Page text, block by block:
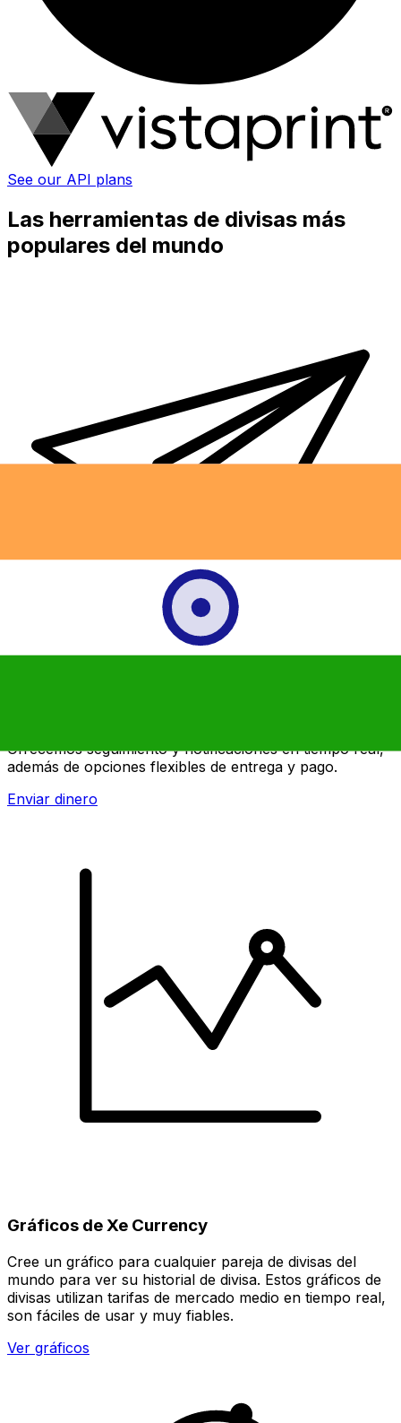
See our API plans
Las herramientas de divisas más
populares del mundo
Ofrecemos seguimiento y notificaciones en tiempo real,
además de opciones flexibles de entrega y pago.
Enviar dinero
Gráficos de Xe Currency
Cree un gráfico para cualquier pareja de divisas del
mundo para ver su historial de divisa. Estos gráficos de
divisas utilizan tarifas de mercado medio en tiempo real,
son fáciles de usar y muy fiables.
Ver gráficos